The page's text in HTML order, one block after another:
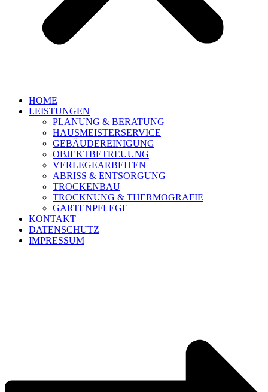
HOME
LEISTUNGEN
PLANUNG & BERATUNG
HAUSMEISTERSERVICE
GEBÄUDEREINIGUNG
OBJEKTBETREUUNG
VERLEGEARBEITEN
ABRISS & ENTSORGUNG
TROCKENBAU
TROCKNUNG & THERMOGRAFIE
GARTENPFLEGE
KONTAKT
DATENSCHUTZ
IMPRESSUM